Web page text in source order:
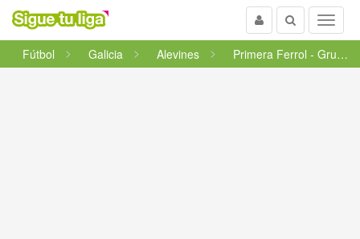
Menu
Buscar
Usuario
Fútbol
Galicia Alevines Primera Ferrol - Grupo E